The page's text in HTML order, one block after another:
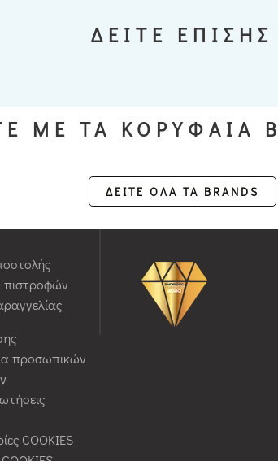
ΔΕΙΤΕ ΕΠΙΣΗΣ
ΜΕ ΤΑ ΚΟΡΥΦΑΙΑ
ΔΕΙΤΕ ΟΛΑ ΤΑ BRANDS
προσωπικών
COOKIES